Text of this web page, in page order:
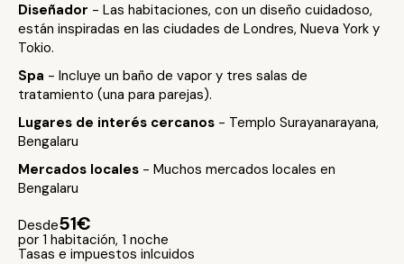
Diseñador - Las habitaciones, con un diseño cuidadoso,
están inspiradas en las ciudades de Londres, Nueva York y
Tokio.
Spa - Incluye un baño de vapor y tres salas de
tratamiento (una para parejas).
Lugares de interés cercanos - Templo Surayanarayana,
Bengalaru
Mercados locales - Muchos mercados locales en
Bengalaru
Desde51€
por 1 habitación, 1 noche
Tasas e impuestos inlcuidos